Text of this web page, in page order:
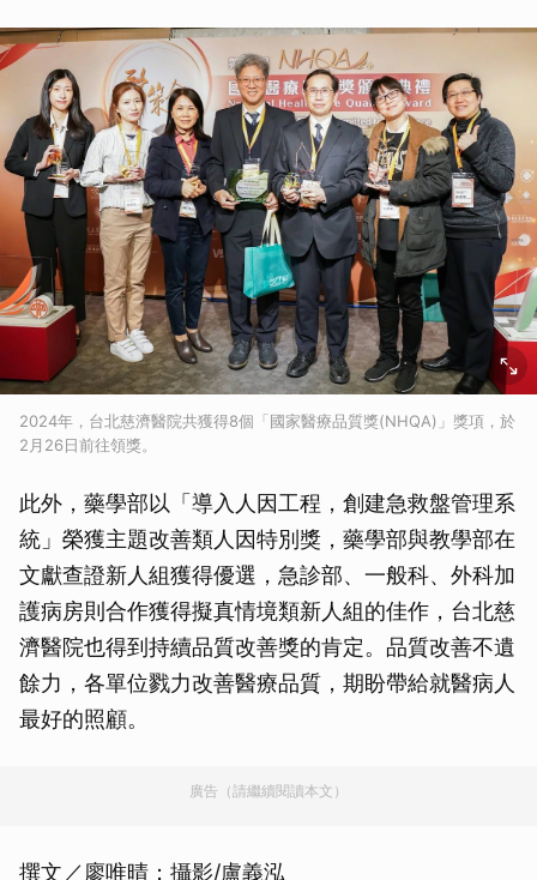
2024年，台北慈濟醫院共獲得8個「國家醫療品質獎(NHQA)」獎項，於
2月26日前往領獎。
此外，藥學部以「導入人因工程，創建急救盤管理系
統」榮獲主題改善類人因特別獎，藥學部與教學部在
文獻查證新人組獲得優選，急診部、一般科、外科加
護病房則合作獲得擬真情境類新人組的佳作，台北慈
濟醫院也得到持續品質改善獎的肯定。品質改善不遺
餘力，各單位戮力改善醫療品質，期盼帶給就醫病人
最好的照顧。
廣告（請繼續閱讀本文）
撰文／廖唯晴；攝影/盧義泓